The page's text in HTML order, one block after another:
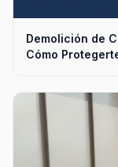
Demolición de
Cómo